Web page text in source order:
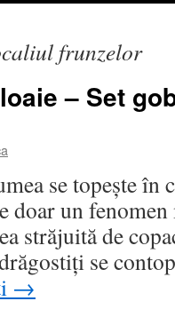
frunzelor
– Set
se topește în
doar un
străjuită de
se
→